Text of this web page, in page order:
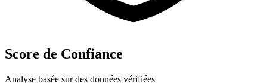
Score de Confiance
Analyse basée sur des données vérifiées